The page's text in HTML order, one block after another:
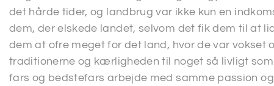
det hårde tider, og landbrug var ikke kun en
dem, der elskede landet, selvom det fik dem til at
dem at ofre meget for det land, hvor de var
traditionerne og kærligheden til noget så livligt
fars og bedstefars arbejde med samme passion